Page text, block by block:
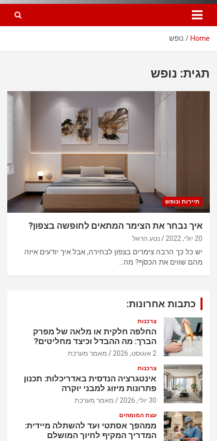
Home נופש
תגית: נופש
תיירות ונופש
איך נבחר את הצימר המתאים לחופשה בצפון?
20 יולי, 2022 נטע הראל
יש כל כך הרבה צימרים בצפון לבחירה, אבל איך יודעים איזה
מהם שווים את הכסף? מה…
כתבות אחרונות:
צרכנות
החלפה חלקית או מלאה של מפרק
הברך: מה ההבדל וכיצד מחליטים?
2 אוגוסט, 2026 מאמר מערכת
צרכנות
אינטגרציה הנדסית באדריכלות: תכנון
פתרונות מיזוג למבני יוקרה
30 יולי, 2026 מאמר מערכת
עצת המומחים
ממהפך אסתטי ועד להשתלה מיידית:
המדריך המקיף לחיוך המושלם